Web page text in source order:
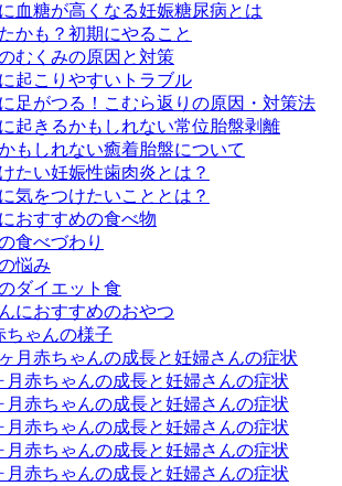
血糖が高くなる妊娠糖尿病とは
かも？初期にやること
むくみの原因と対策
起こりやすいトラブル
足がつる！こむら返りの原因・対策法
起きるかもしれない常位胎盤剥離
もしれない癒着胎盤について
たい妊娠性歯肉炎とは？
気をつけたいこととは？
おすすめの食べ物
食べづわり
悩み
ダイエット食
におすすめのおやつ
ちゃんの様子
月赤ちゃんの成長と妊婦さんの症状
月赤ちゃんの成長と妊婦さんの症状
月赤ちゃんの成長と妊婦さんの症状
月赤ちゃんの成長と妊婦さんの症状
月赤ちゃんの成長と妊婦さんの症状
月赤ちゃんの成長と妊婦さんの症状